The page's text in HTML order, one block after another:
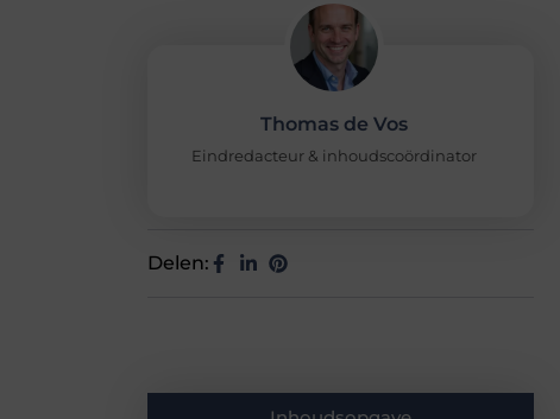
Thomas de Vos
Eindredacteur & inhoudscoördinator
Delen: